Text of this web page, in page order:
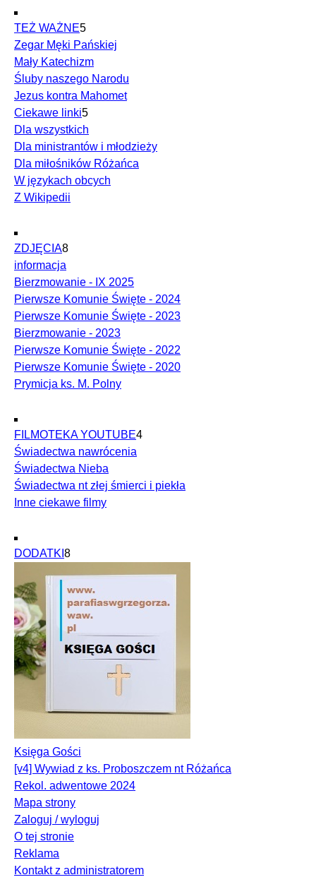
TEŻ WAŻNE5
Zegar Męki Pańskiej
Mały Katechizm
Śluby naszego Narodu
Jezus kontra Mahomet
Ciekawe linki5
Dla wszystkich
Dla ministrantów i młodzieży
Dla miłośników Różańca
W językach obcych
Z Wikipedii
ZDJĘCIA8
informacja
Bierzmowanie - IX 2025
Pierwsze Komunie Święte - 2024
Pierwsze Komunie Święte - 2023
Bierzmowanie - 2023
Pierwsze Komunie Święte - 2022
Pierwsze Komunie Święte - 2020
Prymicja ks. M. Polny
FILMOTEKA YOUTUBE4
Świadectwa nawrócenia
Świadectwa Nieba
Świadectwa nt złej śmierci i piekła
Inne ciekawe filmy
DODATKI 8
Księga Gości
[v4] Wywiad z ks. Proboszczem nt Różańca
Rekol. adwentowe 2024
Mapa strony
Zaloguj / wyloguj
O tej stronie
Reklama
Kontakt z administratorem